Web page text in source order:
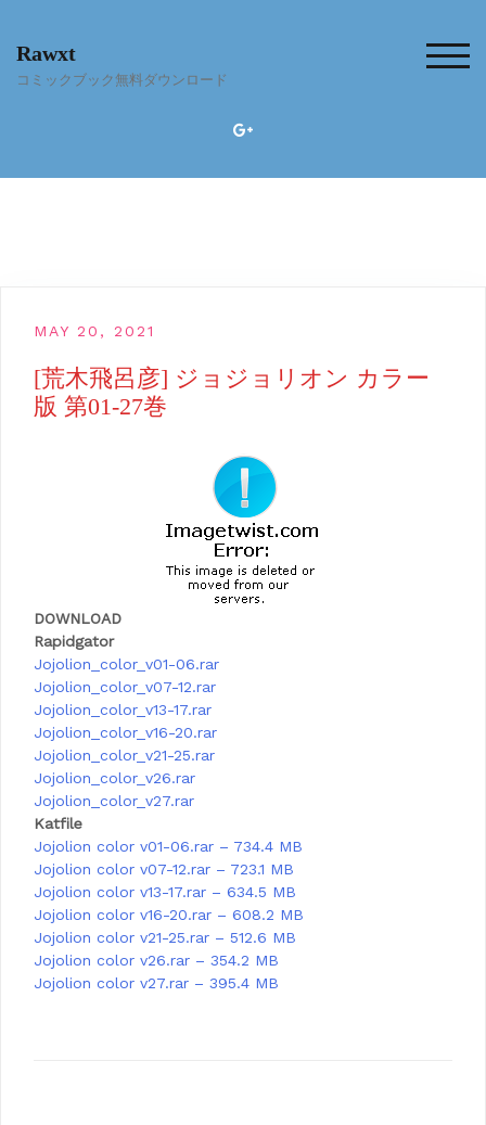
content
Rawxt
コミックブック無料ダウンロード
MAY 20, 2021
[荒木飛呂彦] ジョジョリオン カラー
版 第01-27巻
DOWNLOAD
Rapidgator
Jojolion_color_v01-06.rar
Jojolion_color_v07-12.rar
Jojolion_color_v13-17.rar
Jojolion_color_v16-20.rar
Jojolion_color_v21-25.rar
Jojolion_color_v26.rar
Jojolion_color_v27.rar
Katfile
Jojolion color v01-06.rar – 734.4 MB
Jojolion color v07-12.rar – 723.1 MB
Jojolion color v13-17.rar – 634.5 MB
Jojolion color v16-20.rar – 608.2 MB
Jojolion color v21-25.rar – 512.6 MB
Jojolion color v26.rar – 354.2 MB
Jojolion color v27.rar – 395.4 MB